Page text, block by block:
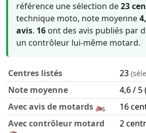
référence une sélection de23
technique moto, note moyenne
avis. 16 ont des avis publiés par
un contrôleur lui-même motard.
Centres listés 23
Note moyenne
4,6 / 5
Avec avis de motards 🏍️
16
Avec contrôleur motard
2